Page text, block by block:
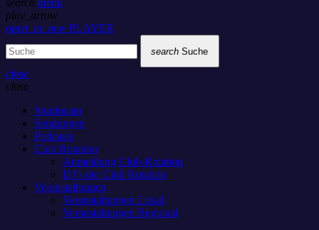
search menu
play_arrow
open_in_new PLAYER
search Suche
close
close
Studiocam
Sendungen
Podcasts
Club Rotation
Anmeldung Club-Rotation
DJ’s der Club Rotation
Veranstaltungen
Veranstaltungen Lokal
Veranstaltungen Regional